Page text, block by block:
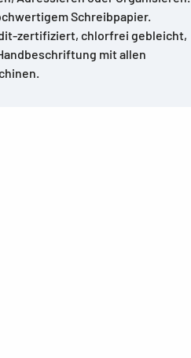
Schreibpapier.
zertifiziert, chlorfrei gebleicht,
mit allen